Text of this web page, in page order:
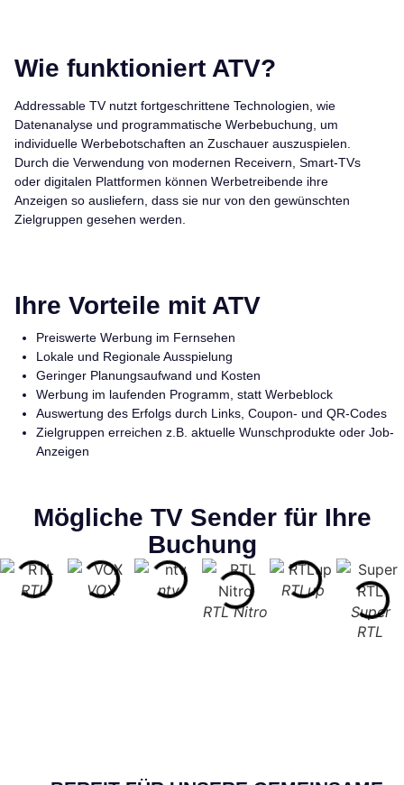
Wie funktioniert ATV?
Addressable TV nutzt fortgeschrittene Technologien, wie
Datenanalyse und programmatische Werbebuchung, um
individuelle Werbebotschaften an Zuschauer auszuspielen.
Durch die Verwendung von modernen Receivern, Smart-TVs
oder digitalen Plattformen können Werbetreibende ihre
Anzeigen so ausliefern, dass sie nur von den gewünschten
Zielgruppen gesehen werden.
Ihre Vorteile mit ATV
Preiswerte Werbung im Fernsehen
Lokale und Regionale Ausspielung
Geringer Planungsaufwand und Kosten
Werbung im laufenden Programm, statt Werbeblock
Auswertung des Erfolgs durch Links, Coupon- und QR-Codes
Zielgruppen erreichen z.B. aktuelle Wunschprodukte oder Job-
Anzeigen
Mögliche TV Sender für Ihre
Buchung
RTL VOX
ntv
RTL Nitro
RTLup
Super
RTL